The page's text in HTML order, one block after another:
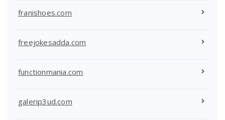
franishoes.com
freejokesadda.com
functionmania.com
galerip3ud.com